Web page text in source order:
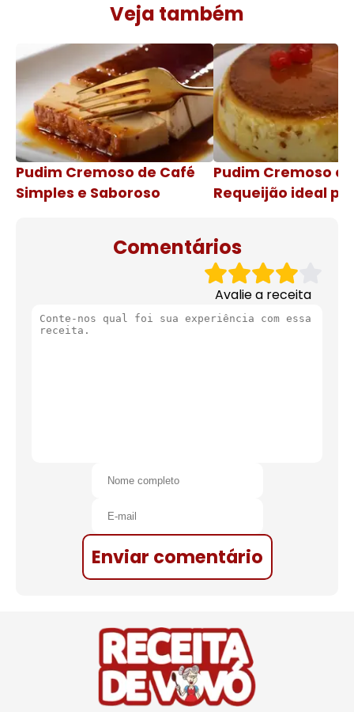
Veja também
Pudim Cremoso de Café
Simples e Saboroso
Pudim Cremoso
Requeijão ideal
Comentários
Avalie a receita
Enviar comentário